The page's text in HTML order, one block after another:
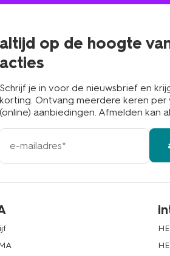
altijd op de hoogte
acties
Schrijf je in voor de nieuwsbrief en
korting. Ontvang meerdere keren per
(online) aanbiedingen. Afmelden kan
e-
mailadres